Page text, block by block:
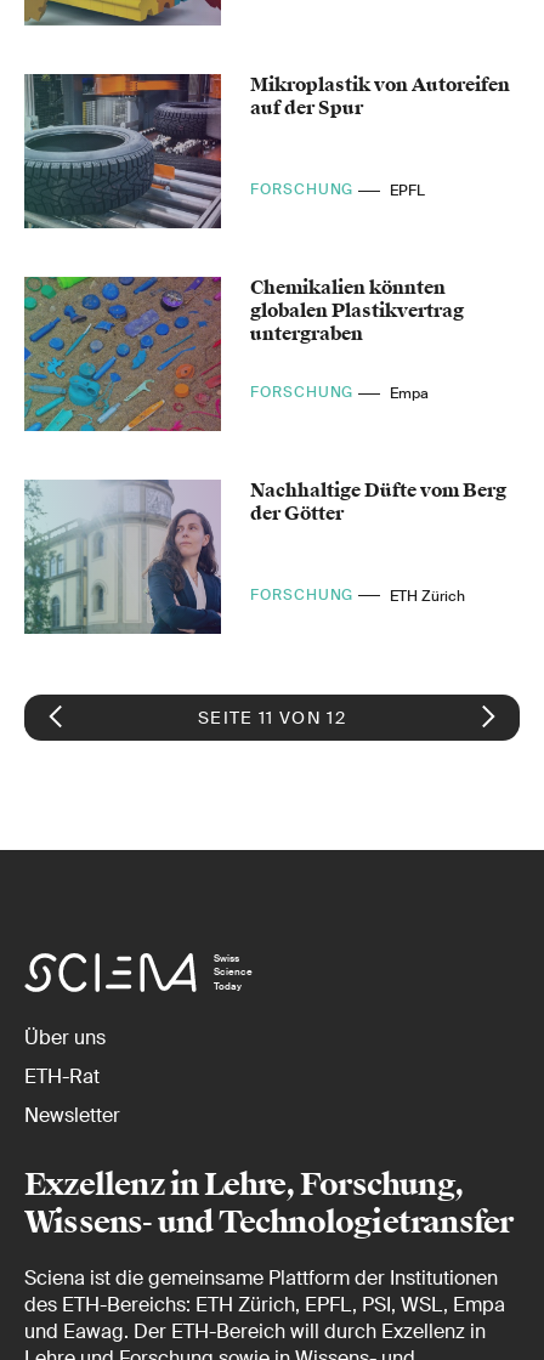
Mikroplastik von Autoreifen
auf der Spur
FORSCHUNG EPFL
Chemikalien könnten
globalen Plastikvertrag
untergraben
FORSCHUNG Empa
Nachhaltige Düfte vom Berg
der Götter
FORSCHUNG ETH Zürich
SEITE 11 VON 12
Swiss
Science
Today
Über uns
ETH-Rat
Newsletter
Exzellenz in Lehre, Forschung,
Wissens- und Technologietransfer
Sciena ist die gemeinsame Plattform der Institutionen
des ETH-Bereichs: ETH Zürich, EPFL, PSI, WSL, Empa
und Eawag. Der ETH-Bereich will durch Exzellenz in